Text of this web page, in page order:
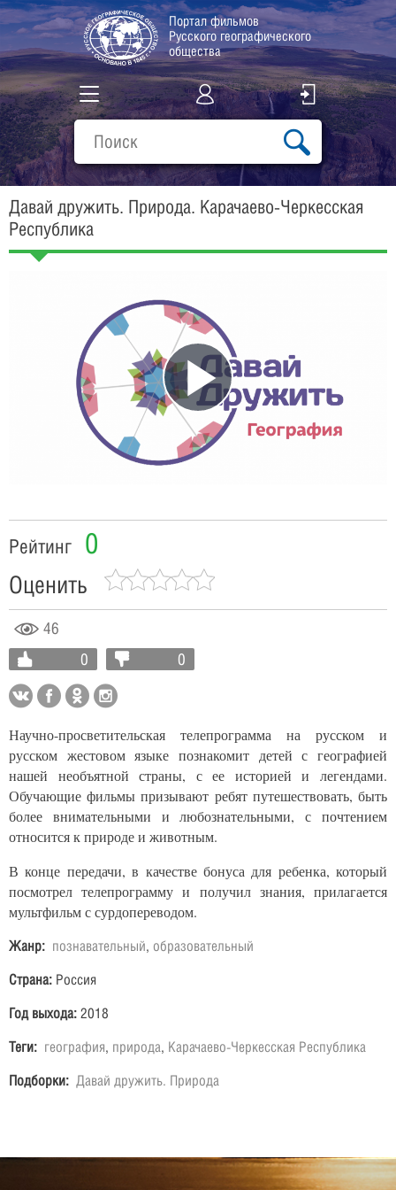
Портал фильмов
Русского географического
общества
Все фильмы
Подборки
О проекте
Давай дружить. Природа. Карачаево-Черкесская
Республика
Play
Video
46
0
0
Рейтинг 0
Оценить
Научно-просветительская телепрограмма на русском и
русском жестовом языке познакомит детей с географией
нашей необъятной страны, с ее историей и легендами.
Обучающие фильмы призывают ребят путешествовать, быть
более внимательными и любознательными, с почтением
относится к природе и животным.
В конце передачи, в качестве бонуса для ребенка, который
посмотрел телепрограмму и получил знания, прилагается
мультфильм с сурдопереводом.
Жанр: познавательный, образовательный
Страна: Россия
Год выхода: 2018
Теги: география, природа, Карачаево-Черкесская Республика
Подборки: Давай дружить. Природа